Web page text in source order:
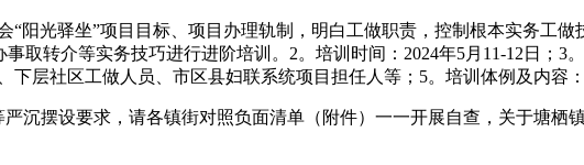
光驿坐”项目目标、项目办理轨制，明白工做职责，控制根本实务工做
取转介等实务技巧进行进阶培训。2。培训时间：2024年5月11-12日；3
层社区工做人员、市区县妇联系统项目担任人等；5。培训体例及内容
摆设要求，请各镇街对照负面清单（附件）一一开展自查，关于塘栖